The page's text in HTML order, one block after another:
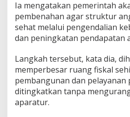
g
a
Ia mengatakan pemerintah
pembenahan agar struktur
sehat melalui pengendalian
dan peningkatan pendapatan
Langkah tersebut, kata dia,
memperbesar ruang fiskal
pembangunan dan
ditingkatkan tanpa
aparatur.